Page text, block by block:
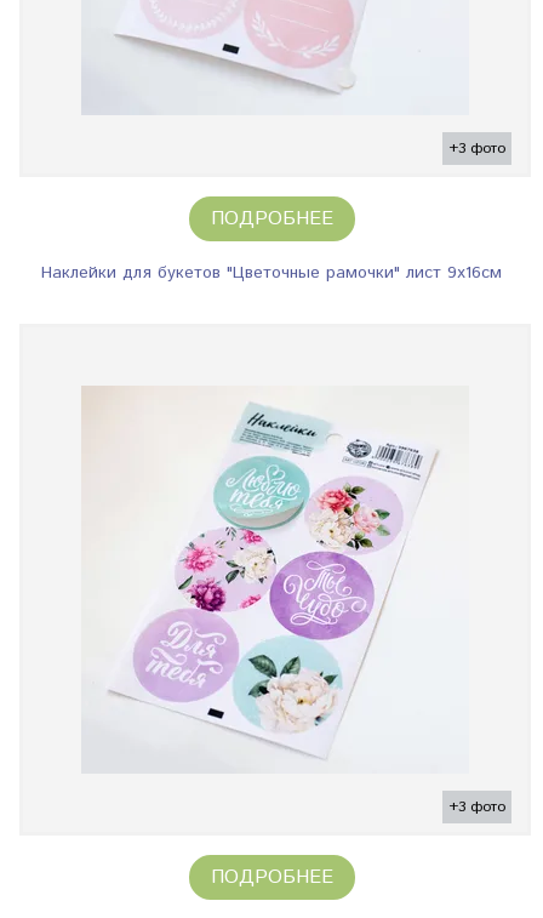
+3 фото
ПОДРОБНЕЕ
Наклейки для букетов "Цветочные рамочки" лист 9х16см
+3 фото
ПОДРОБНЕЕ